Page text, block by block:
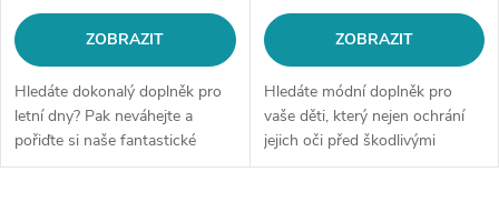
ZOBRAZIT
Hledáte dokonalý doplněk pro
letní dny? Pak neváhejte a
pořiďte si naše fantastické
sluneční brýle! Tyto brýle
ZOBRAZIT
Hledáte módní doplněk pro
vaše děti, který nejen ochrání
jejich oči před škodlivými
paprsky slunce, ale bude také